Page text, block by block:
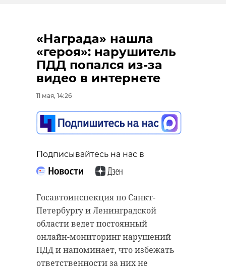
«Награда» нашла
«героя»: нарушитель
ПДД попался из-за
видео в интернете
11 мая, 14:26
Подписывайтесь на нас в
Госавтоинспекция по Санкт-
Петербургу и Ленинградской
области ведет постоянный
онлайн-мониторинг нарушений
ПДД и напоминает, что избежать
ответственности за них не